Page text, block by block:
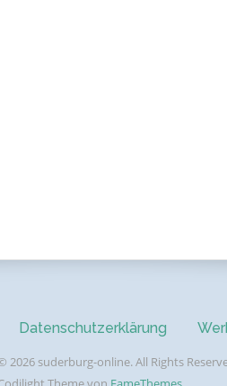
Datenschutzerklärung
2026 suderburg-online. All Rights